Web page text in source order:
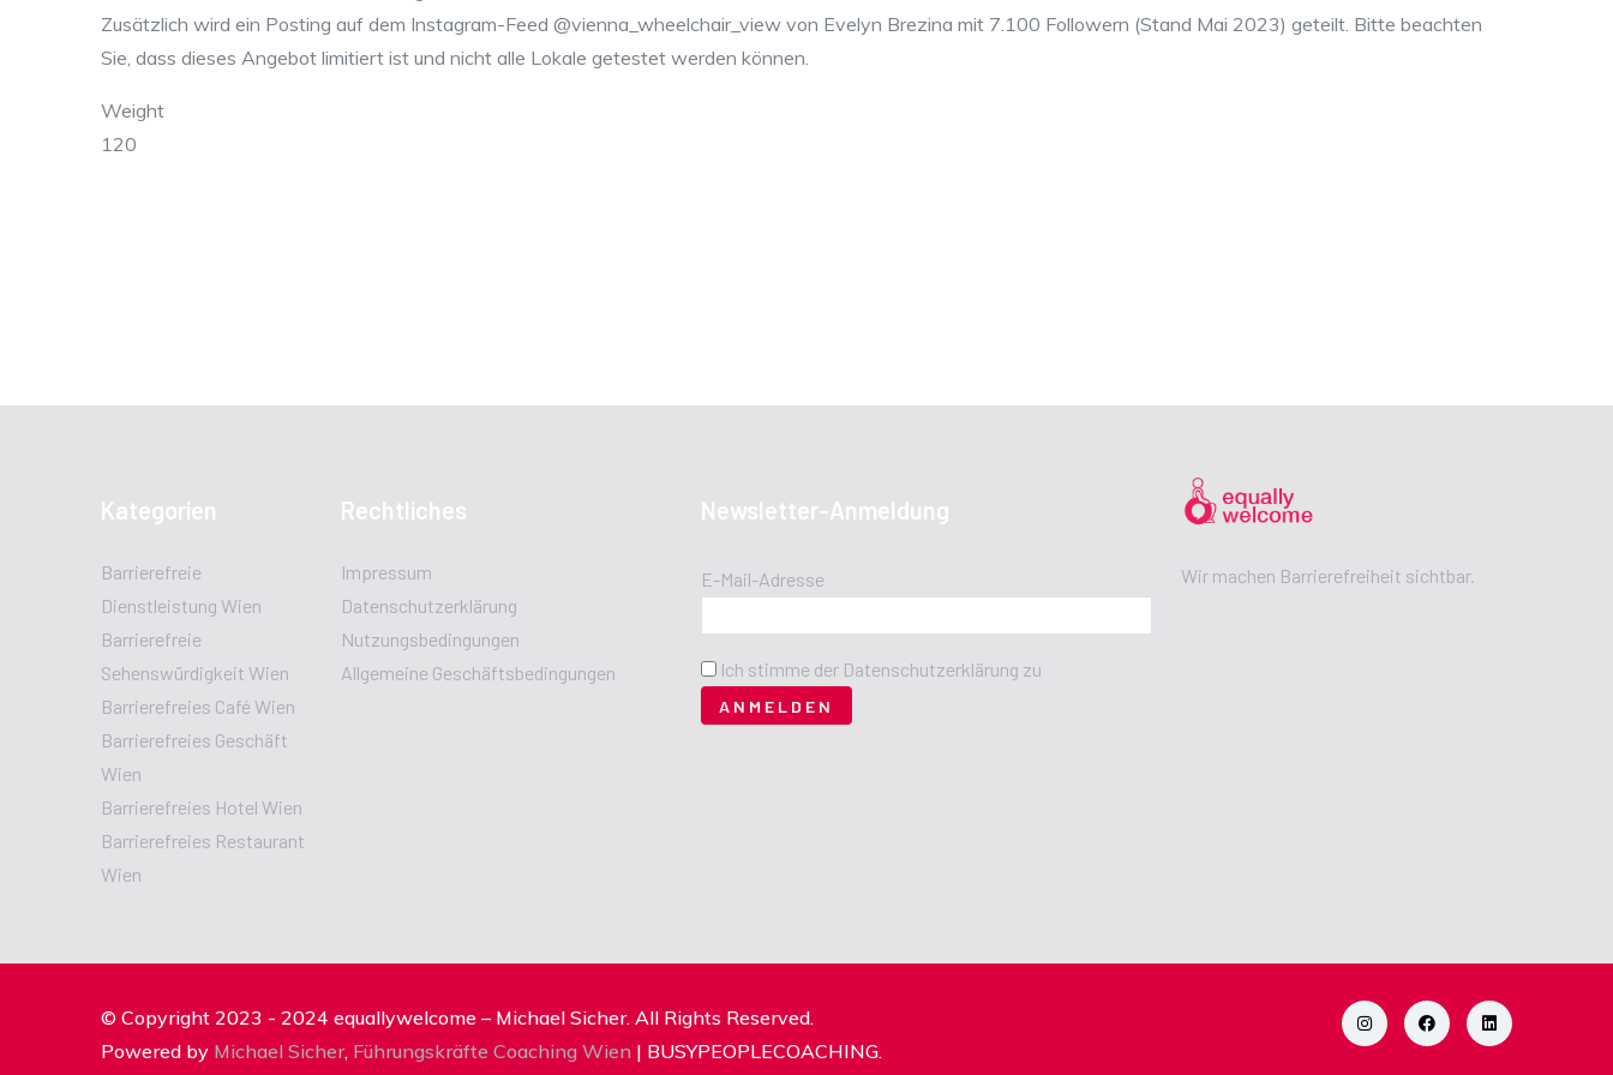
Zusätzlich wird ein Posting auf dem Instagram-Feed @vienna_wheelchair_view von Evelyn Brezina mit 7.100 Followern (Stand Mai 2023) geteilt. Bitte beachten
Sie, dass dieses Angebot limitiert ist und nicht alle Lokale getestet werden können.
Weight
120
Kategorien
Barrierefreie
Dienstleistung Wien
Barrierefreie
Sehenswürdigkeit Wien
Barrierefreies Café Wien
Barrierefreies Geschäft
Wien
Barrierefreies Hotel Wien
Barrierefreies Restaurant
Wien
Rechtliches
Impressum
Datenschutzerklärung
Nutzungsbedingungen
Allgemeine Geschäftsbedingungen
Newsletter-Anmeldung
E-Mail-Adresse
Ich stimme der Datenschutzerklärung zu
Wir machen Barrierefreiheit sichtbar.
© Copyright 2023 - 2024 equallywelcome – Michael Sicher. All Rights Reserved.
Powered by Michael Sicher, Führungskräfte Coaching Wien | BUSYPEOPLECOACHING.